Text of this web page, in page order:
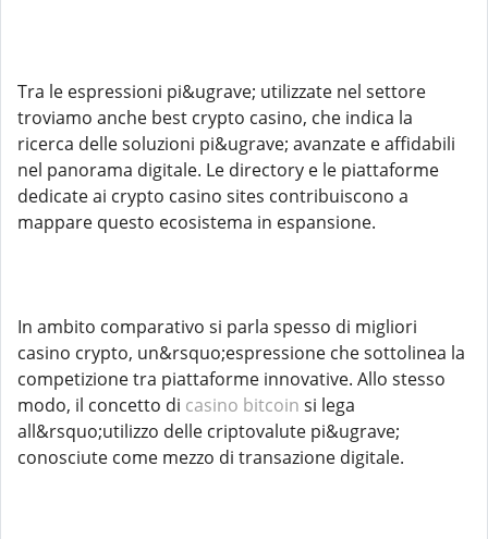
Tra le espressioni pi&ugrave; utilizzate nel settore
troviamo anche best crypto casino, che indica la
ricerca delle soluzioni pi&ugrave; avanzate e affidabili
nel panorama digitale. Le directory e le piattaforme
dedicate ai crypto casino sites contribuiscono a
mappare questo ecosistema in espansione.
In ambito comparativo si parla spesso di migliori
casino crypto, un&rsquo;espressione che sottolinea la
competizione tra piattaforme innovative. Allo stesso
modo, il concetto di casino bitcoin si lega
all&rsquo;utilizzo delle criptovalute pi&ugrave;
conosciute come mezzo di transazione digitale.